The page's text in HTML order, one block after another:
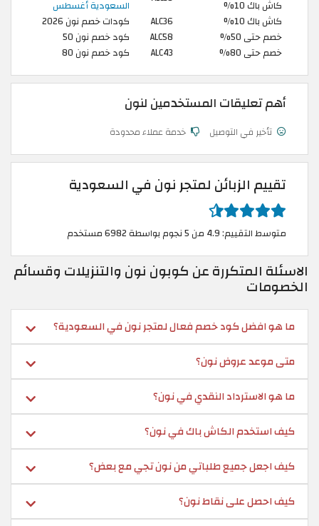
كاش باك 10%
السعودية أغسطس
كاش باك 10%
ALC36
كودات خصم نون 2026
خصم حتى 50%
ALC58
كود خصم نون 50
خصم حتى 80%
ALC43 كود خصم نون 80
أهم تعليقات المستخدمين لنون
تأخير في التوصيل خدمة عملاء محدودة
تقييم الزبائن لمتجر نون في السعودية
متوسط التقييم: 4.9 من 5 نجوم بواسطة 6982 مستخدم
الاسئلة المتكررة عن كوبون نون والتنزيلات وقسائم
الخصومات
ما هو افضل كود خصم فعال لمتجر نون في السعودية؟
متى موعد عروض نون؟
ما هو الاسترداد النقدي في نون؟
كيف استخدم الكاش باك في نون؟
كيف اجعل جميع طلباتي من نون تجي مع بعض؟
كيف احصل على نقاط نون؟